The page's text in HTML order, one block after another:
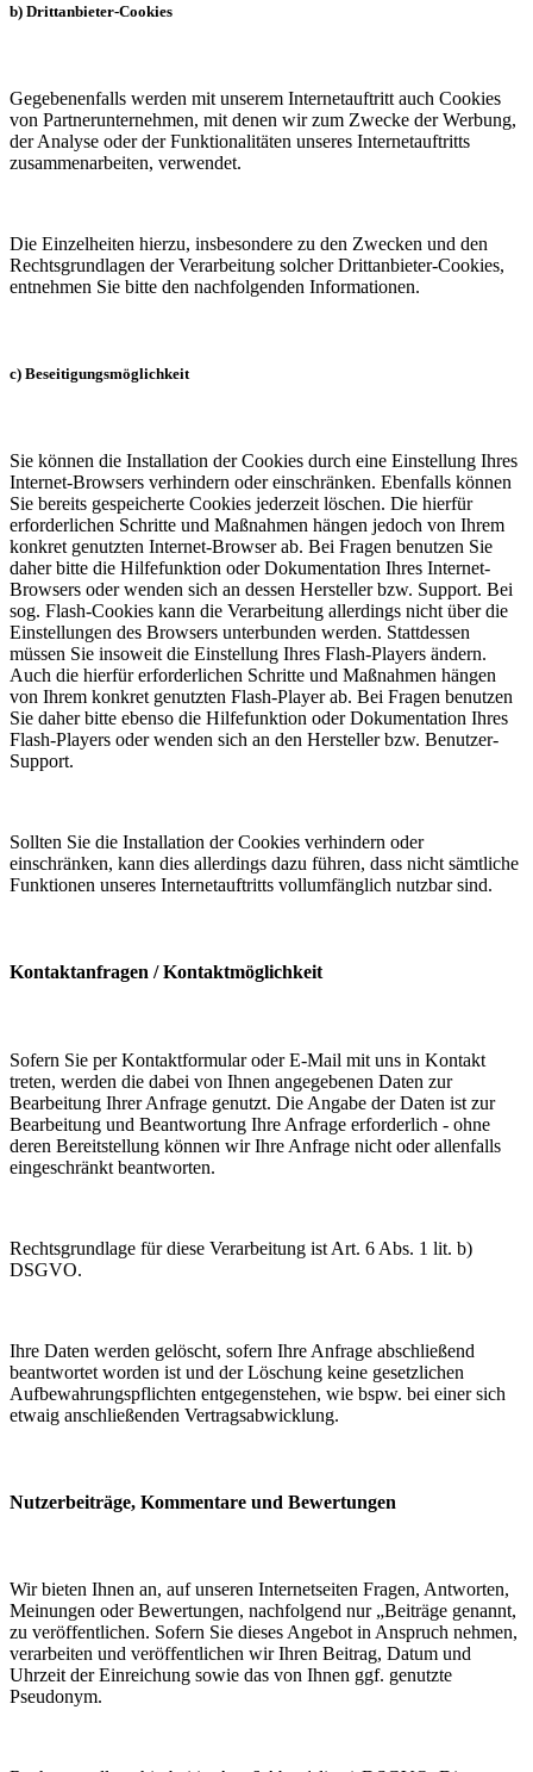
b) Drittanbieter-Cookies
Gegebenenfalls werden mit unserem Internetauftritt auch Cookies
von Partnerunternehmen, mit denen wir zum Zwecke der Werbung,
der Analyse oder der Funktionalitäten unseres Internetauftritts
zusammenarbeiten, verwendet.
Die Einzelheiten hierzu, insbesondere zu den Zwecken und den
Rechtsgrundlagen der Verarbeitung solcher Drittanbieter-Cookies,
entnehmen Sie bitte den nachfolgenden Informationen.
c) Beseitigungsmöglichkeit
Sie können die Installation der Cookies durch eine Einstellung Ihres
Internet-Browsers verhindern oder einschränken. Ebenfalls können
Sie bereits gespeicherte Cookies jederzeit löschen. Die hierfür
erforderlichen Schritte und Maßnahmen hängen jedoch von Ihrem
konkret genutzten Internet-Browser ab. Bei Fragen benutzen Sie
daher bitte die Hilfefunktion oder Dokumentation Ihres Internet-
Browsers oder wenden sich an dessen Hersteller bzw. Support. Bei
sog. Flash-Cookies kann die Verarbeitung allerdings nicht über die
Einstellungen des Browsers unterbunden werden. Stattdessen
müssen Sie insoweit die Einstellung Ihres Flash-Players ändern.
Auch die hierfür erforderlichen Schritte und Maßnahmen hängen
von Ihrem konkret genutzten Flash-Player ab. Bei Fragen benutzen
Sie daher bitte ebenso die Hilfefunktion oder Dokumentation Ihres
Flash-Players oder wenden sich an den Hersteller bzw. Benutzer-
Support.
Sollten Sie die Installation der Cookies verhindern oder
einschränken, kann dies allerdings dazu führen, dass nicht sämtliche
Funktionen unseres Internetauftritts vollumfänglich nutzbar sind.
Kontaktanfragen / Kontaktmöglichkeit
Sofern Sie per Kontaktformular oder E-Mail mit uns in Kontakt
treten, werden die dabei von Ihnen angegebenen Daten zur
Bearbeitung Ihrer Anfrage genutzt. Die Angabe der Daten ist zur
Bearbeitung und Beantwortung Ihre Anfrage erforderlich - ohne
deren Bereitstellung können wir Ihre Anfrage nicht oder allenfalls
eingeschränkt beantworten.
Rechtsgrundlage für diese Verarbeitung ist Art. 6 Abs. 1 lit. b)
DSGVO.
Ihre Daten werden gelöscht, sofern Ihre Anfrage abschließend
beantwortet worden ist und der Löschung keine gesetzlichen
Aufbewahrungspflichten entgegenstehen, wie bspw. bei einer sich
etwaig anschließenden Vertragsabwicklung.
Nutzerbeiträge, Kommentare und Bewertungen
Wir bieten Ihnen an, auf unseren Internetseiten Fragen, Antworten,
Meinungen oder Bewertungen, nachfolgend nur „Beiträge genannt,
zu veröffentlichen. Sofern Sie dieses Angebot in Anspruch nehmen,
verarbeiten und veröffentlichen wir Ihren Beitrag, Datum und
Uhrzeit der Einreichung sowie das von Ihnen ggf. genutzte
Pseudonym.